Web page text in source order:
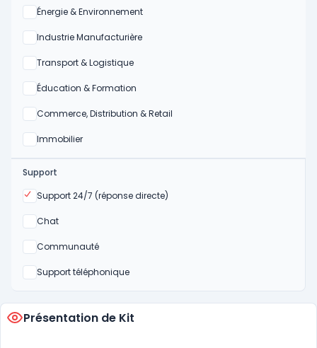
Énergie & Environnement
Oui
Industrie Manufacturière
Oui
Transport & Logistique
Oui
Éducation & Formation
Oui
Commerce, Distribution & Retail
Oui
Immobilier
Oui
Support
Support 24/7 (réponse directe)
Oui
Chat
Non
Communauté
Non
Support téléphonique
Non
Présentation de Kit